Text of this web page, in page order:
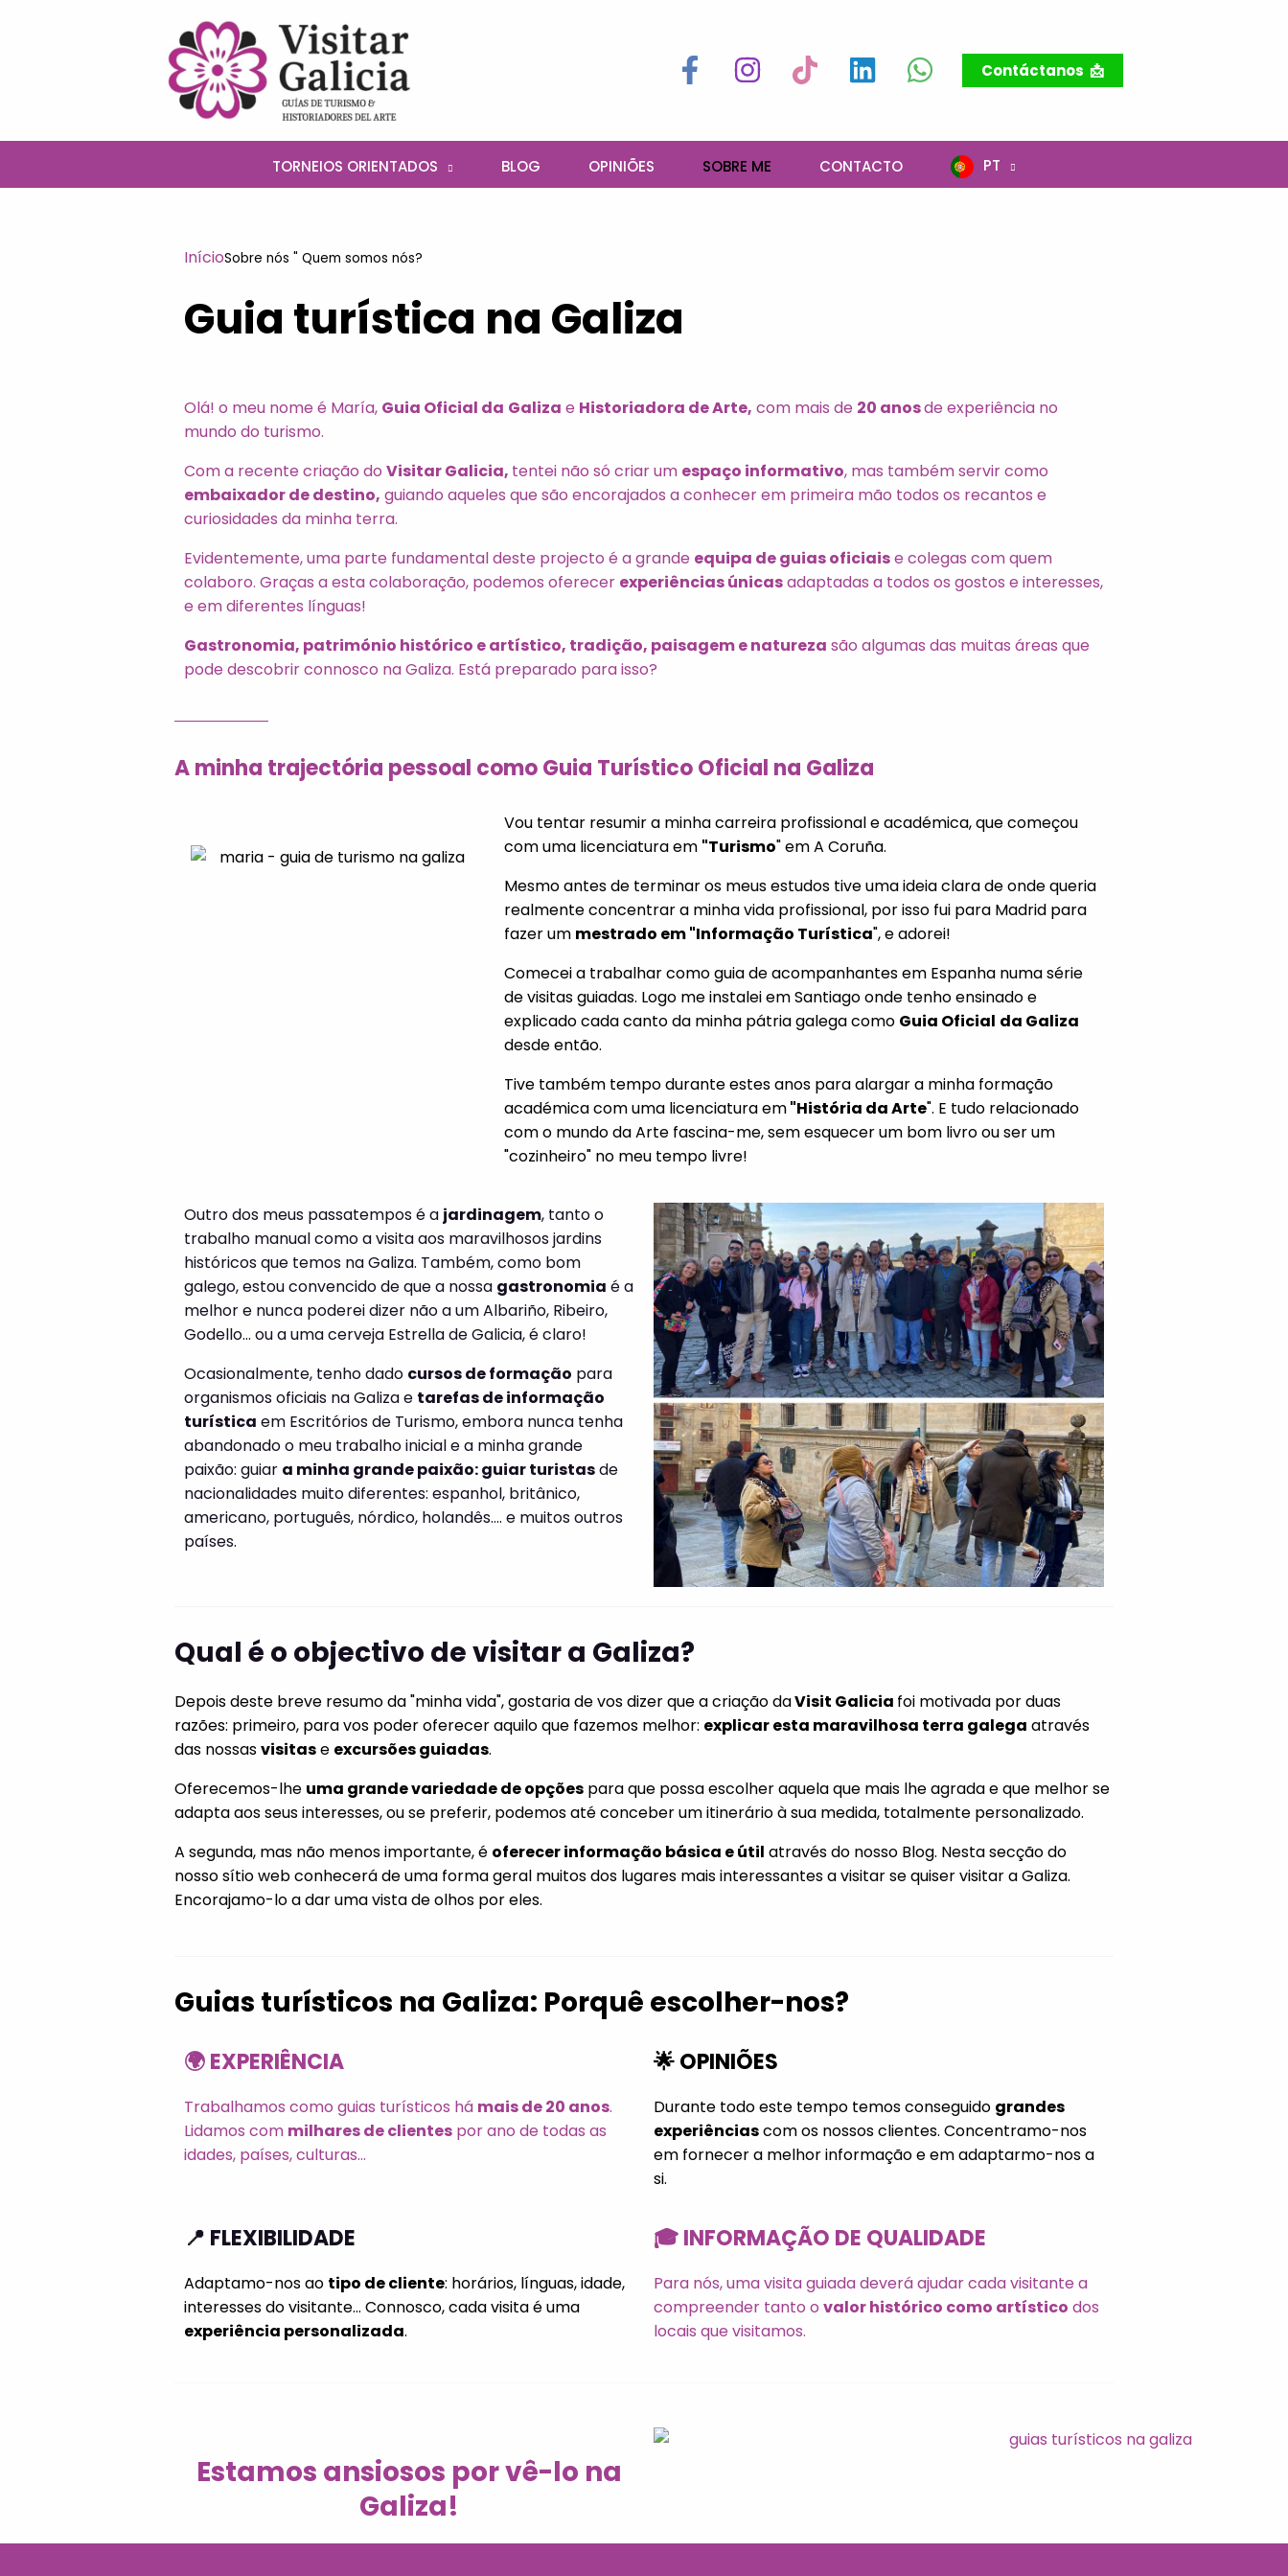
Contáctanos 📩
TORNEIOS ORIENTADOS BLOG OPINIÕES SOBRE ME CONTACTO PT
InícioSobre nós " Quem somos nós?
Guia turística na Galiza
Olá! o meu nome é María, Guia Oficial da Galiza e Historiadora de Arte, com mais de 20 anosde experiência no
mundo do turismo.
Com a recente criação do Visitar Galicia, tentei não só criar um espaço informativo, mas também servir como
embaixador de destino, guiando aqueles que são encorajados a conhecer em primeira mão todos os recantos e
curiosidades da minha terra.
Evidentemente, uma parte fundamental deste projecto é a grande equipa de guias oficiaise colegas com quem
colaboro. Graças a esta colaboração, podemos oferecer experiências únicasadaptadas a todos os gostos e interesses,
e em diferentes línguas!
Gastronomia, património histórico e artístico, tradição, paisagem e natureza são algumas das muitas áreas que
pode descobrir connosco na Galiza. Está preparado para isso?
A minha trajectória pessoal como Guia Turístico Oficial na Galiza
Vou tentar resumir a minha carreira profissional e académica, que começou
com uma licenciatura em "Turismo" em A Coruña.
Mesmo antes de terminar os meus estudos tive uma ideia clara de onde queria
realmente concentrar a minha vida profissional, por isso fui para Madrid para
fazer um mestrado em "Informação Turística", e adorei!
Comecei a trabalhar como guia de acompanhantes em Espanha numa série
de visitas guiadas. Logo me instalei em Santiago onde tenho ensinado e
explicado cada canto da minha pátria galega como Guia Oficial da Galiza
desde então.
Tive também tempo durante estes anos para alargar a minha formação
académica com uma licenciatura em"História da Arte". E tudo relacionado
com o mundo da Arte fascina-me, sem esquecer um bom livro ou ser um
"cozinheiro" no meu tempo livre!
Outro dos meus passatempos é a jardinagem, tanto o
trabalho manual como a visita aos maravilhosos jardins
históricos que temos na Galiza. Também, como bom
galego, estou convencido de que a nossa gastronomia é a
melhor e nunca poderei dizer não a um Albariño, Ribeiro,
Godello... ou a uma cerveja Estrella de Galicia, é claro!
Ocasionalmente, tenho dado cursos de formação para
organismos oficiais na Galiza e tarefas de informação
turística em Escritórios de Turismo, embora nunca tenha
abandonado o meu trabalho inicial e a minha grande
paixão: guiar a minha grande paixão: guiar turistasde
nacionalidades muito diferentes: espanhol, britânico,
americano, português, nórdico, holandês.... e muitos outros
países.
Qual é o objectivo de visitar a Galiza?
Depois deste breve resumo da "minha vida", gostaria de vos dizer que a criação daVisit Galicia foi motivada por duas
razões: primeiro, para vos poder oferecer aquilo que fazemos melhor: explicar esta maravilhosa terra galega através
das nossasvisitase excursões guiadas.
Oferecemos-lhe uma grande variedade de opções para que possa escolher aquela que mais lhe agrada e que melhor se
adapta aos seus interesses, ou se preferir, podemos até conceber um itinerário à sua medida, totalmente personalizado.
A segunda, mas não menos importante, é oferecer informação básica e útil através do nosso Blog. Nesta secção do
nosso sítio web conhecerá de uma forma geral muitos dos lugares mais interessantes a visitar se quiser visitar a Galiza.
Encorajamo-lo a dar uma vista de olhos por eles.
Guias turísticos na Galiza: Porquê escolher-nos?
🌍 EXPERIÊNCIA
Trabalhamos como guias turísticos há mais de 20 anos.
Lidamos com milhares de clientes por ano de todas as
idades, países, culturas...
🌟 OPINIÕES
Durante todo este tempo temos conseguido grandes
experiênciascom os nossos clientes. Concentramo-nos
em fornecer a melhor informação e em adaptarmo-nos a
si.
📍 FLEXIBILIDADE
Adaptamo-nos ao tipo de cliente: horários, línguas, idade,
interesses do visitante... Connosco, cada visita é uma
experiência personalizada.
🎓 INFORMAÇÃO DE QUALIDADE
Para nós, uma visita guiada deverá ajudar cada visitante a
compreender tanto o valor histórico como artístico dos
locais que visitamos.
Estamos ansiosos por vê-lo na
Galiza!